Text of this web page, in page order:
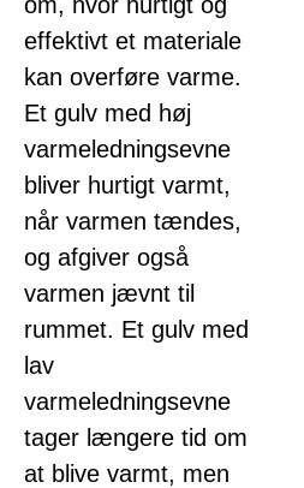
effektivt et materiale
kan overføre varme.
Et gulv med høj
varmeledningsevne
bliver hurtigt varmt,
når varmen tændes,
og afgiver også
varmen jævnt til
rummet. Et gulv med
lav
varmeledningsevne
tager længere tid om
at blive varmt, men